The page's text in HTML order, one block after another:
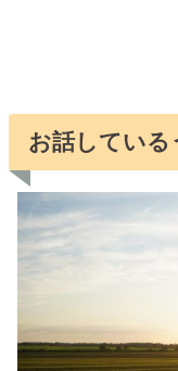
お話してい